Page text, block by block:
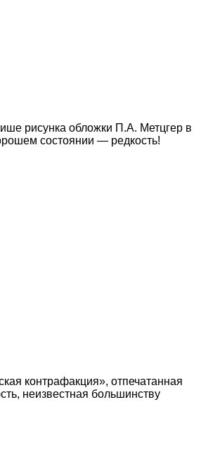
рисунка обложки П.А. Метцгер в
состоянии — редкость!
контрафакция», отпечатанная
неизвестная большинству